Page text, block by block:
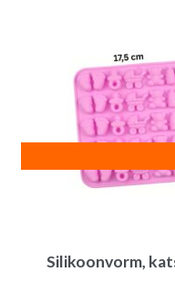
Silikoonvorm,